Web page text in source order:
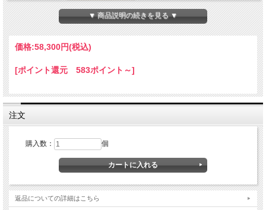
※こちらの商品は同梱ができません。他の商品を追加でご注文の場合は別口発送と
なります。
お手数ですがあらためてご注文して下さい。
大型商品に付、日時指定の発送ができません。通常発送後３～４日後のお届けにな
商品が傷つく可能性がありますのでカッターなど刃物での開封はしないでくださ
▼ 商品説明の続きを見る ▼
価格:58,300円(税込)
[ポイント還元 583ポイント～]
注文
購入数： 個
返品についての詳細はこちら